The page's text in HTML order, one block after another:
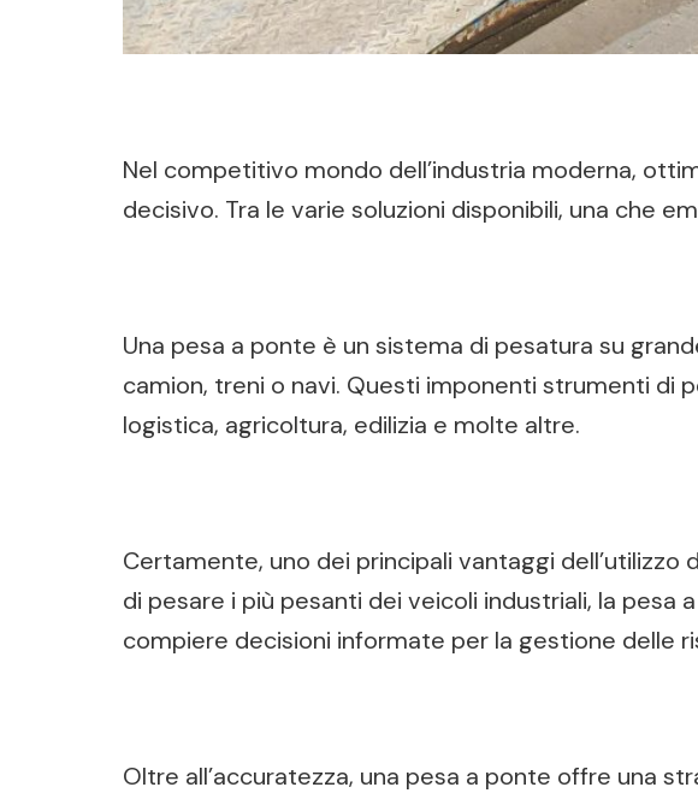
Nel competitivo mondo dell’industria moderna,
decisivo. Tra le varie soluzioni disponibili, una che
Una pesa a ponte è un sistema di pesatura su
camion, treni o navi. Questi imponenti strumenti di
logistica, agricoltura, edilizia e molte altre.
Certamente, uno dei principali vantaggi dell’utilizzo
di pesare i più pesanti dei veicoli industriali, la
compiere decisioni informate per la gestione delle
Oltre all’accuratezza, una pesa a ponte offre una